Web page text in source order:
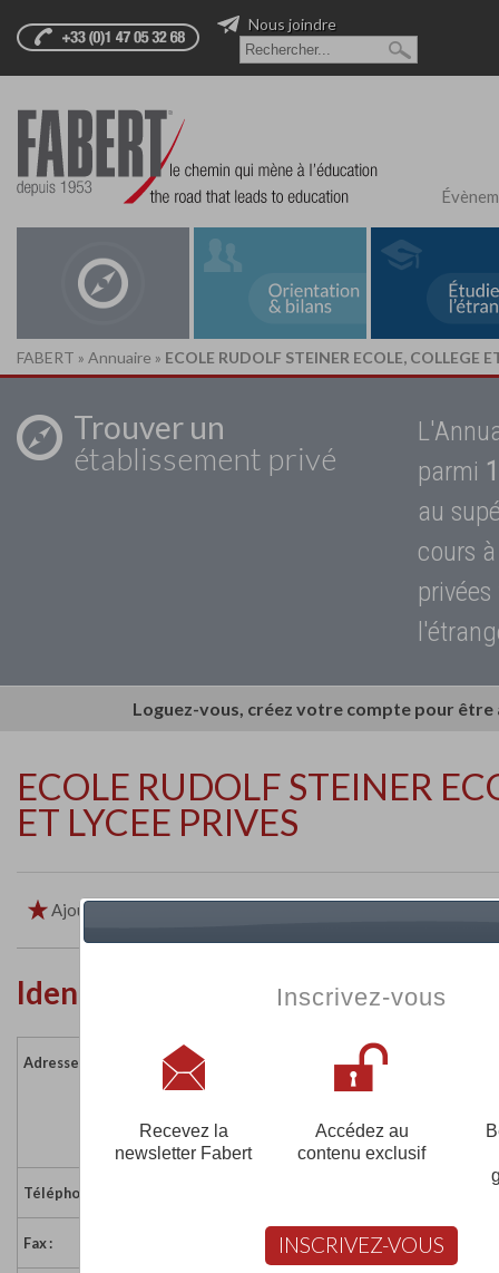
Nous joindre
FABERT » Annuaire » ECOLE RUDOLF STEINER ECOLE, COLLEGE
Trouver un
établissement privé
parmi
au
cours
Loguez-vous, créez votre compte pour
ECOLE RUDOLF STEINER
ET LYCEE PRIVES
Ajouter aux favoris
Identité de l'établissement
Adresse :
France
Téléphone :
Fax : 01 60 11 03 53
Inscrivez-vous
Recevez la
newsletter Fabert
Accédez au
contenu exclusif
INSCRIVEZ-VOUS